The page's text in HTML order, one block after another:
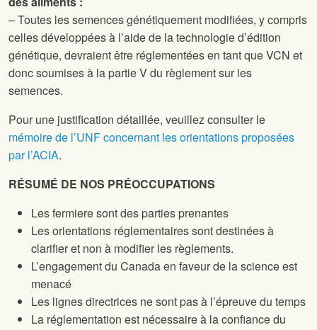
– Toutes les semences génétiquement modifiées, y compris
celles développées à l’aide de la technologie d’édition
génétique, devraient être réglementées en tant que VCN et
donc soumises à la partie V du règlement sur les
semences.
Pour une justification détaillée, veuillez consulter le
mémoire de l’UNF concernant les orientations proposées
par l’ACIA.
RÉSUMÉ DE NOS PRÉOCCUPATIONS
Les fermiere sont des parties prenantes
Les orientations réglementaires sont destinées à
clarifier et non à modifier les règlements.
L’engagement du Canada en faveur de la science est
menacé
Les lignes directrices ne sont pas à l’épreuve du temps
La réglementation est nécessaire à la confiance du